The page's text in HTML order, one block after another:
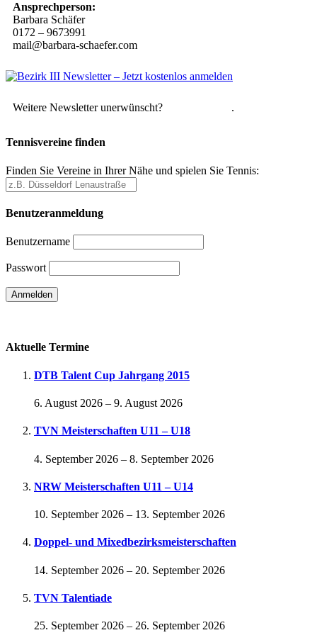
Ansprechperson:
Barbara Schäfer
0172 – 9673991
mail@barbara-schaefer.com
Weitere Newsletter unerwünscht? .
Tennisvereine finden
Finden Sie Vereine in Ihrer Nähe und spielen Sie Tennis:
Benutzeranmeldung
Benutzername
Passwort
Aktuelle Termine
DTB Talent Cup Jahrgang 2015
6. August 2026 – 9. August 2026
TVN Meisterschaften U11 – U18
4. September 2026 – 8. September 2026
NRW Meisterschaften U11 – U14
10. September 2026 – 13. September 2026
Doppel- und Mixedbezirksmeisterschaften
14. September 2026 – 20. September 2026
TVN Talentiade
25. September 2026 – 26. September 2026